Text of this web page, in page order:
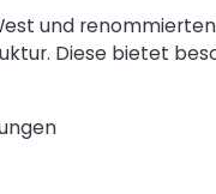
und
Diese bietet